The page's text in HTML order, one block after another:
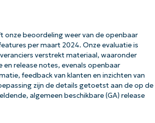
onze beoordeling weer van de openbaar
per maart 2024. Onze evaluatie is
verstrekt materiaal, waaronder
release notes, evenals openbaar
feedback van klanten en inzichten van
zijn de details getoetst aan de op de
algemeen beschikbare (GA) release